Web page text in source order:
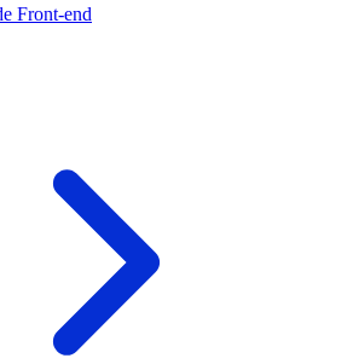
Front-end